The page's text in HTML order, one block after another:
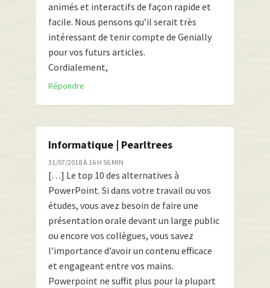
animés et interactifs de façon rapide et
facile. Nous pensons qu’il serait très
intéressant de tenir compte de Genially
pour vos futurs articles.
Cordialement,
Répondre
Informatique | Pearltrees
31/07/2018 À 16 H 56 MIN
[…] Le top 10 des alternatives à
PowerPoint. Si dans votre travail ou vos
études, vous avez besoin de faire une
présentation orale devant un large public
ou encore vos collègues, vous savez
l’importance d’avoir un contenu efficace
et engageant entre vos mains.
Powerpoint ne suffit plus pour la plupart